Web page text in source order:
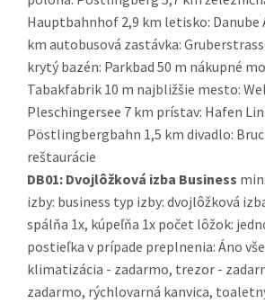
Hauptbahnhof 2,9 km letisko: Danube
km autobusová zastávka:
krytý bazén: Parkbad 50 m nákupné
Tabakfabrik 10 m najbližšie mesto:
Pleschingersee 7 km prístav: Hafen
Pöstlingbergbahn 1,5 km divadlo:
reštaurácie
DB01: Dvojlôžková izba Business
izby: business typ izby: dvojlôžková
spálňa 1x, kúpeľňa 1x počet lôžok:
postieľka v prípade preplnenia: Áno
klimatizácia - zadarmo, trezor -
zadarmo, rýchlovarná kanvica,